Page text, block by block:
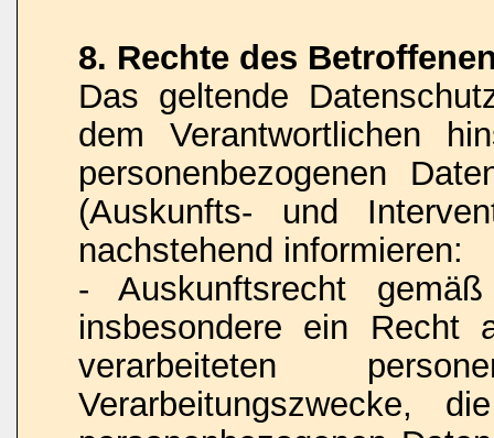
8. Rechte des
Das geltende
dem Verantwortlichen
personenbezogenen
(Auskunfts- und
nachstehend informieren:
- Auskunftsrecht
insbesondere ein Recht
verarbeiteten
Verarbeitungszwecke,